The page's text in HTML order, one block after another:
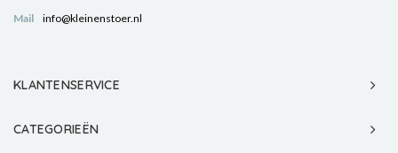
Mail info@kleinenstoer.nl
KLANTENSERVICE
CATEGORIEËN